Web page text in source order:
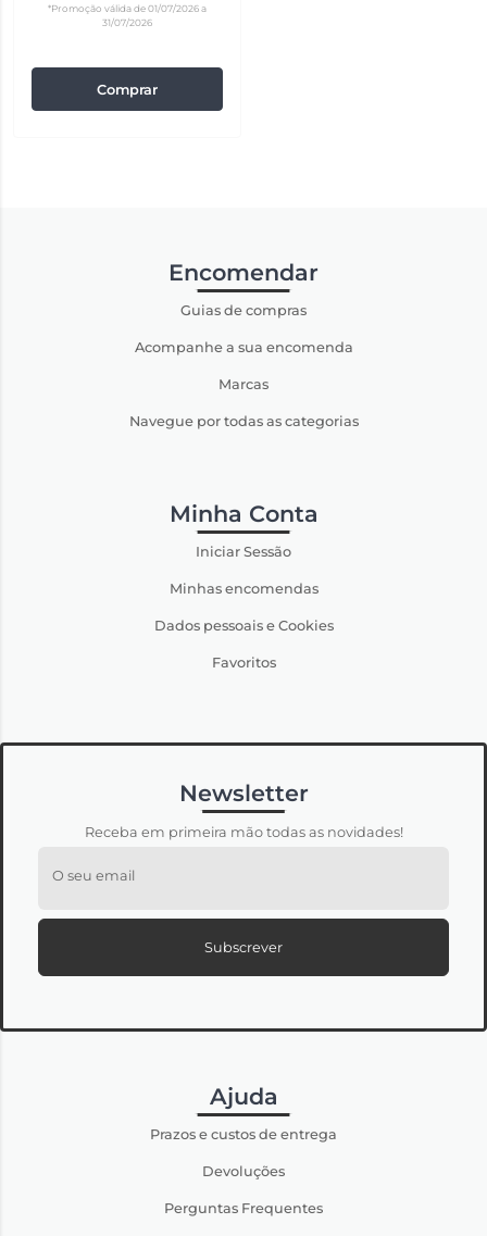
*Promoção válida de 01/07/2026 a
31/07/2026
Comprar
Encomendar
Guias de compras
Acompanhe a sua encomenda
Marcas
Navegue por todas as categorias
Minha Conta
Iniciar Sessão
Minhas encomendas
Dados pessoais e Cookies
Favoritos
Newsletter
Receba em primeira mão todas as novidades!
O seu email
Subscrever
Ajuda
Prazos e custos de entrega
Devoluções
Perguntas Frequentes